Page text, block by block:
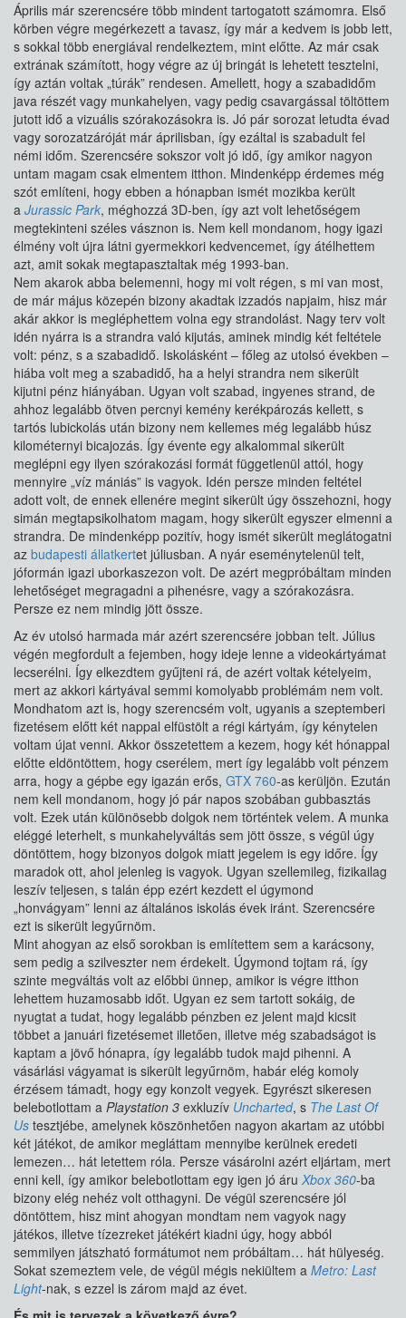
Április már szerencsére több mindent tartogatott számomra. Első
körben végre megérkezett a tavasz, így már a kedvem is jobb lett,
s sokkal több energiával rendelkeztem, mint előtte. Az már csak
extrának számított, hogy végre az új bringát is lehetett tesztelni,
így aztán voltak „túrák” rendesen. Amellett, hogy a szabadidőm
java részét vagy munkahelyen, vagy pedig csavargással töltöttem
jutott idő a vizuális szórakozásokra is. Jó pár sorozat letudta évad
vagy sorozatzáróját már áprilisban, így ezáltal is szabadult fel
némi időm. Szerencsére sokszor volt jó idő, így amikor nagyon
untam magam csak elmentem itthon. Mindenképp érdemes még
szót említeni, hogy ebben a hónapban ismét mozikba került
a Jurassic Park, méghozzá 3D-ben, így azt volt lehetőségem
megtekinteni széles vásznon is. Nem kell mondanom, hogy igazi
élmény volt újra látni gyermekkori kedvencemet, így átélhettem
azt, amit sokak megtapasztaltak még 1993-ban.
Nem akarok abba belemenni, hogy mi volt régen, s mi van most,
de már május közepén bizony akadtak izzadós napjaim, hisz már
akár akkor is megléphettem volna egy strandolást. Nagy terv volt
idén nyárra is a strandra való kijutás, aminek mindig két feltétele
volt: pénz, s a szabadidő. Iskolásként – főleg az utolsó években –
hiába volt meg a szabadidő, ha a helyi strandra nem sikerült
kijutni pénz hiányában. Ugyan volt szabad, ingyenes strand, de
ahhoz legalább ötven percnyi kemény kerékpározás kellett, s
tartós lubickolás után bizony nem kellemes még legalább húsz
kilométernyi bicajozás. Így évente egy alkalommal sikerült
meglépni egy ilyen szórakozási formát függetlenül attól, hogy
mennyire „víz mániás” is vagyok. Idén persze minden feltétel
adott volt, de ennek ellenére megint sikerült úgy összehozni, hogy
simán megtapsikolhatom magam, hogy sikerült egyszer elmenni a
strandra. De mindenképp pozitív, hogy ismét sikerült meglátogatni
az budapesti állatkertet júliusban. A nyár eseménytelenül telt,
jóformán igazi uborkaszezon volt. De azért megpróbáltam minden
lehetőséget megragadni a pihenésre, vagy a szórakozásra.
Persze ez nem mindig jött össze.
Az év utolsó harmada már azért szerencsére jobban telt. Július
végén megfordult a fejemben, hogy ideje lenne a videokártyámat
lecserélni. Így elkezdtem gyűjteni rá, de azért voltak kételyeim,
mert az akkori kártyával semmi komolyabb problémám nem volt.
Mondhatom azt is, hogy szerencsém volt, ugyanis a szeptemberi
fizetésem előtt két nappal elfüstölt a régi kártyám, így kénytelen
voltam újat venni. Akkor összetettem a kezem, hogy két hónappal
előtte eldöntöttem, hogy cserélem, mert így legalább volt pénzem
arra, hogy a gépbe egy igazán erős, GTX 760-as kerüljön. Ezután
nem kell mondanom, hogy jó pár napos szobában gubbasztás
volt. Ezek után különösebb dolgok nem történtek velem. A munka
eléggé leterhelt, s munkahelyváltás sem jött össze, s végül úgy
döntöttem, hogy bizonyos dolgok miatt jegelem is egy időre. Így
maradok ott, ahol jelenleg is vagyok. Ugyan szellemileg, fizikailag
leszív teljesen, s talán épp ezért kezdett el úgymond
„honvágyam” lenni az általános iskolás évek iránt. Szerencsére
ezt is sikerült legyűrnöm.
Mint ahogyan az első sorokban is említettem sem a karácsony,
sem pedig a szilveszter nem érdekelt. Úgymond tojtam rá, így
szinte megváltás volt az előbbi ünnep, amikor is végre itthon
lehettem huzamosabb időt. Ugyan ez sem tartott sokáig, de
nyugtat a tudat, hogy legalább pénzben ez jelent majd kicsit
többet a januári fizetésemet illetően, illetve még szabadságot is
kaptam a jövő hónapra, így legalább tudok majd pihenni. A
vásárlási vágyamat is sikerült legyűrnöm, habár elég komoly
érzésem támadt, hogy egy konzolt vegyek. Egyrészt sikeresen
belebotlottam a Playstation 3 exkluzív Uncharted, s The Last Of
Us tesztjébe, amelynek köszönhetően nagyon akartam az utóbbi
két játékot, de amikor megláttam mennyibe kerülnek eredeti
lemezen… hát letettem róla. Persze vásárolni azért eljártam, mert
enni kell, így amikor belebotlottam egy igen jó áru Xbox 360-ba
bizony elég nehéz volt otthagyni. De végül szerencsére jól
döntöttem, hisz mint ahogyan mondtam nem vagyok nagy
játékos, illetve tízezreket játékért kiadni úgy, hogy abból
semmilyen játszható formátumot nem próbáltam… hát hülyeség.
Sokat szemeztem vele, de végül mégis nekiültem a Metro: Last
Light-nak, s ezzel is zárom majd az évet.